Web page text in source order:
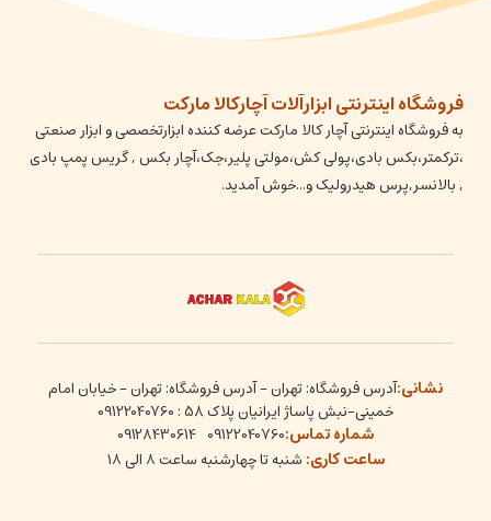
فروشگاه اینترنتی ابزارآلات آچارکالا مارکت
به فروشگاه اینترنتی آچار کالا مارکت عرضه کننده ابزارتخصصی و ابزار صنعتی
،ترکمتر،بکس بادی،پولی کش،مولتی پلیر،جک،آچار بکس , گریس پمپ بادی
, بالانسر,پرس هیدرولیک و...خوش آمدید.
نشانی:آدرس فروشگاه: تهران - آدرس فروشگاه: تهران - خیابان امام
خمینی-نبش پاساژ ایرانیان پلاک 58 : 09122040760
شماره تماس:09122040760
09128430614
ساعت کاری: شنبه تا چهارشنبه ساعت ۸ الی ۱۸